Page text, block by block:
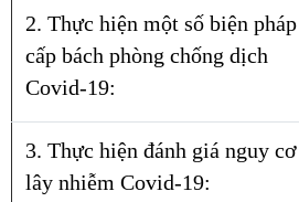
2. Thực hiện một số biện pháp
cấp bách phòng chống dịch
Covid-19:
3. Thực hiện đánh giá nguy cơ
lây nhiễm Covid-19: